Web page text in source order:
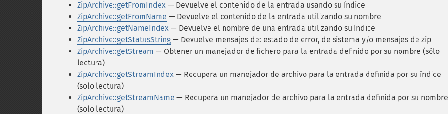
ZipArchive::getFromIndex — Devuelve el contenido de la entrada usando su índice
ZipArchive::getFromName — Devuelve el contenido de la entrada utilizando su nombre
ZipArchive::getNameIndex — Devuelve el nombre de una entrada utilizando su índice
ZipArchive::getStatusString — Devuelve mensajes de: estado de error, de sistema y/o mensajes de zip
ZipArchive::getStream — Obtener un manejador de fichero para la entrada definido por su nombre (sólo
lectura)
ZipArchive::getStreamIndex — Recupera un manejador de archivo para la entrada definida por su índice
(solo lectura)
ZipArchive::getStreamName — Recupera un manejador de archivo para la entrada definida por su nombre
(solo lectura)